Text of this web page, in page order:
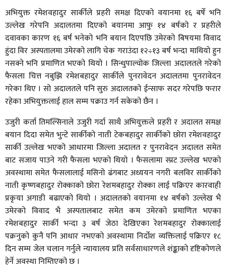
अभियुक्त रमेशवहादुर सार्कीले प्रहरी समक्ष दिएको वयानमा १६ बर्षे भनि
उल्लेख गरेपनि अदालतमा दिएको बयानमा आफु १४ बर्षको र प्रहरीले
दवावका कारण १६ बर्ष भनेको भनि बयान दिएपछि उमेरको बिषयमा विवाद
हुंदा विर अस्पतालमा उमेरको लागि चेक गराउंदा १२÷१३ बर्ष भन्दा माथियो हुन
नसक्ने भनि प्रमाणित भएको थियो । सिन्धुपाल्चोक जिल्ला अदालतले गरेको
फैसला चित्त नबुझि रमेशबहादुर सार्कीले पुनरावेदन अदालतमा पुनरावेदन
गरेका थिए । सो अदालतले पनि सुरु अदालतको ईन्साफ सदर गरेपछि फरार
रहेका अभियुक्तलाई हाल सम्म पक्राउ गर्न सकेको छैन ।
उजुरी कर्ता तिमल्सिनाले उजुरी गर्दा साथै अभियुक्तले प्रहरी र अदालत समक्ष
बयान दिदा समेत भुन्टे सार्कीको नाती टेकबहादुर सार्कीको छोरा रमेशवहादुर
सार्की उल्लेख भएको आधारमा जिल्ला अदालत र पुनरावेदन अदालत समेत
बाट सजाय पाउने गरी फैसला भएको थियो । फैसलामा स्प्रट उल्लेख भएको
अवस्थामा समेत फैसलालाई मसिनो ढंगबाट अध्ययन नगरी बलविर सार्कीको
नाती कृष्णबहादुर रोक्काको छोरा रेशमबहादुर रोक्का लाई पक्रिएर कारवाही
प्रकृया अगाडी बढाएको थियो । अदालतको वयानमा १४ बर्षको उल्लेख भै
उमेरको विवाद भै अस्पतालबाट समेत कम उमेरको प्रमाणित भएका
रमेशबहादुर सार्की भन्दा ३ बर्ष जेठा देखिएका रेशमबहादुर रोक्कालाई
पक्रनुको कुनै पनि आधार नभएको अवस्थामा निर्दोश व्यक्तिलाई पक्रिएर १८
दिन सम्म जेल चलान गर्नुले न्यायालय प्रति सर्वसाधारणले शंङ्काको दृष्टिकोणले
हेर्ने अवस्था निम्तिएको छ ।